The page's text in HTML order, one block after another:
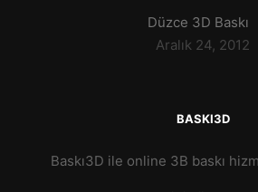
Düzce 3D Baskı
Aralık 24, 2012
BASKI3D
Baskı3D ile online 3B baskı